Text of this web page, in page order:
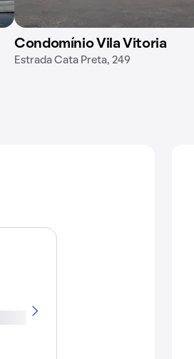
Condomínio Vila Vitoria
Estrada Cata Preta, 249